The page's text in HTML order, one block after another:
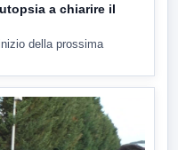
a chiarire il
della prossima